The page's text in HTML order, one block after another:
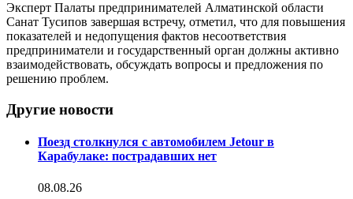
Эксперт Палаты предпринимателей Алматинской области
Санат Тусипов завершая встречу, отметил, что для повышения
показателей и недопущения фактов несоответствия
предприниматели и государственный орган должны активно
взаимодействовать, обсуждать вопросы и предложения по
решению проблем.
Другие новости
Поезд столкнулся с автомобилем Jetour в
Карабулаке: пострадавших нет
08.08.26